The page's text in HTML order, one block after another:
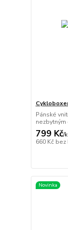
Pánské
nezbytným
799 Kč/
660 Kč bez
Novinka